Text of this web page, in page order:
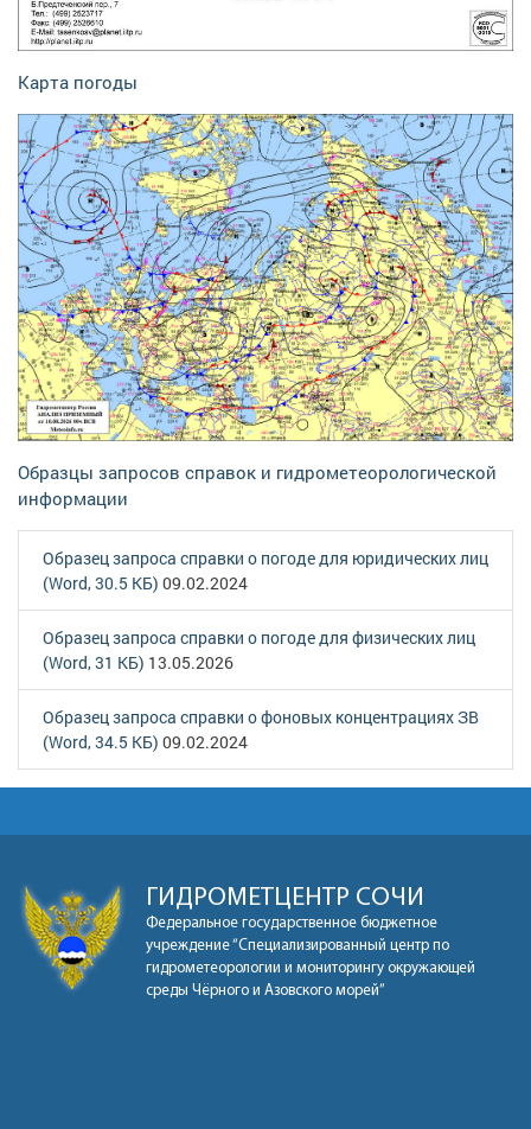
Карта погоды
Образцы запросов справок и гидрометеорологической
информации
Образец запроса справки о погоде для юридических лиц
(Word, 30.5 КБ) 09.02.2024
Образец запроса справки о погоде для физических лиц
(Word, 31 КБ) 13.05.2026
Образец запроса справки о фоновых концентрациях ЗВ
(Word, 34.5 КБ) 09.02.2024
ГИДРОМЕТЦЕНТР СОЧИ
Федеральное государственное бюджетное
учреждение “Специализированный центр по
гидрометеорологии и мониторингу окружающей
среды Чёрного и Азовского морей”